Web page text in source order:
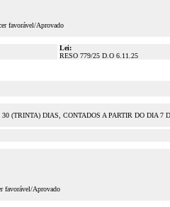
favorável/Aprovado
Lei:
RESO 779/25 D.O 6.11.25
(TRINTA) DIAS, CONTADOS A PARTIR DO DIA
favorável/Aprovado